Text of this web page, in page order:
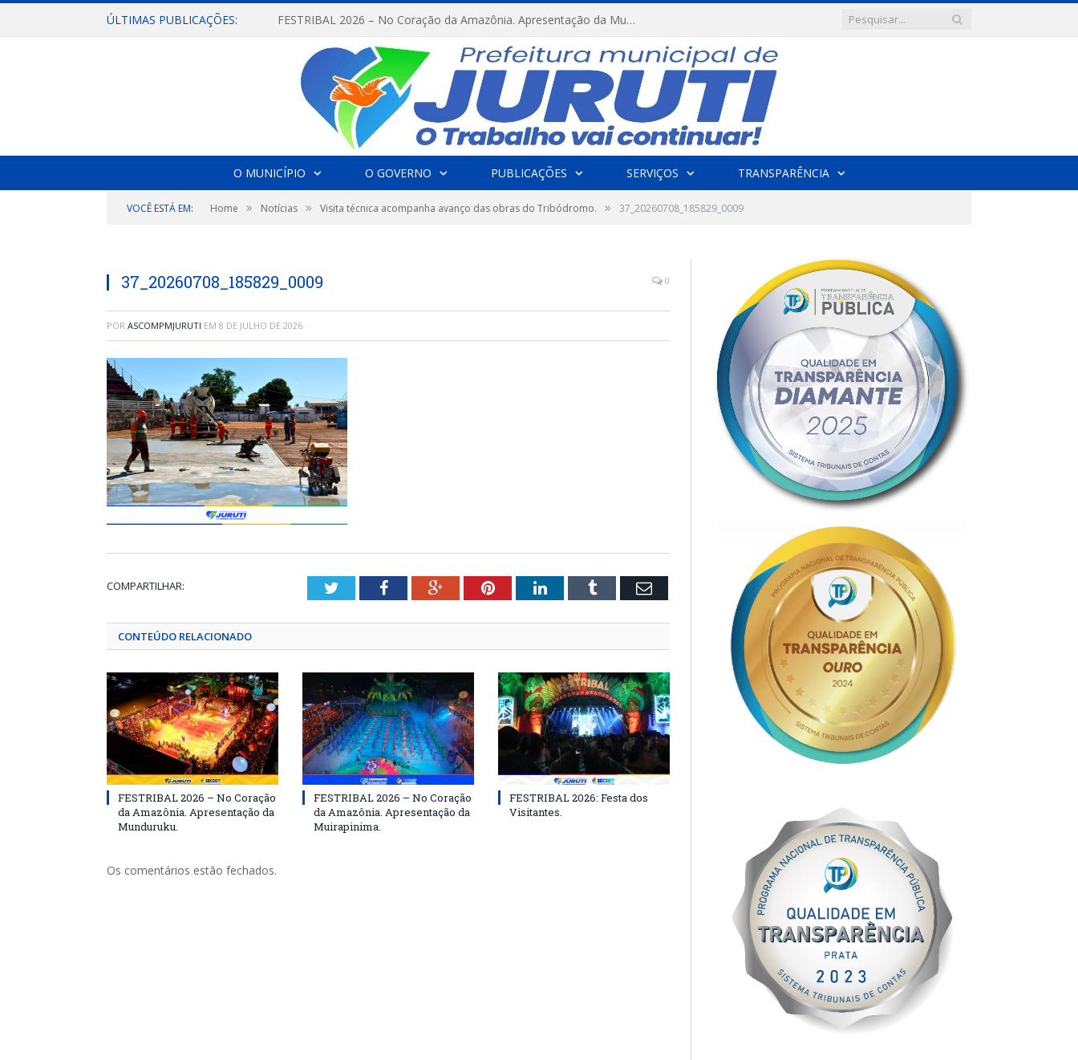
ÚLTIMAS PUBLICAÇÕES: FESTRIBAL 2026 – No Coração da Amazônia. Apresentação da Munduruku.
O MUNICÍPIO O GOVERNO PUBLICAÇÕES SERVIÇOS TRANSPARÊNCIA
VOCÊ ESTÁ EM: Home » Notícias » Visita técnica acompanha avanço das obras do Tribódromo. » 37_20260708_185829_0009
37_20260708_185829_0009 0
POR ASCOMPMJURUTI EM 8 DE JULHO DE 2026
COMPARTILHAR: TwitterFacebookGoogle+PinterestLinkedInTumblr Email
CONTEÚDO RELACIONADO
FESTRIBAL 2026 – No Coração
da Amazônia. Apresentação da
Munduruku.
FESTRIBAL 2026 – No Coração
da Amazônia. Apresentação da
Muirapinima.
FESTRIBAL 2026: Festa dos
Visitantes.
Os comentários estão fechados.